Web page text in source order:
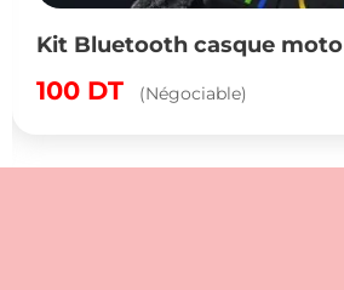
Kit Bluetooth casque moto
100 DT (Négociable)